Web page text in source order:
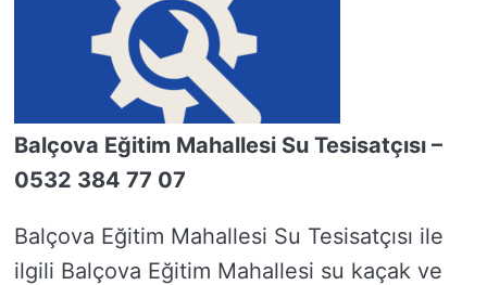
Balçova Eğitim Mahallesi Su Tesisatçısı –
0532 384 77 07
Balçova Eğitim Mahallesi Su Tesisatçısı ile
ilgili Balçova Eğitim Mahallesi su kaçak ve